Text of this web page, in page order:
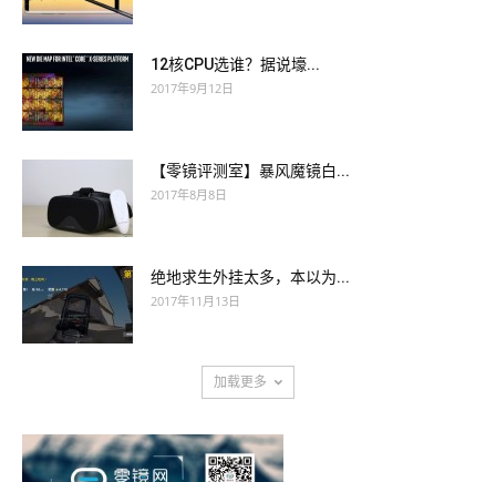
12核CPU选谁？据说壕...
2017年9月12日
【零镜评测室】暴风魔镜白...
2017年8月8日
绝地求生外挂太多，本以为...
2017年11月13日
加载更多